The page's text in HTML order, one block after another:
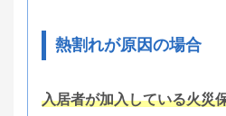
熱割れが原因の場合
入居者が加入している火災